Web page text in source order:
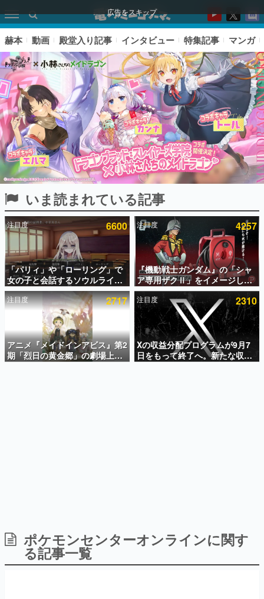
広告をスキップ
ピックアップ
電ファミのいま読まれている記事ランキング
アプリセール情報
インタビュー
連載・特集一覧
殿堂入り記事
SNS拡散数が数千以上！ ページビュー数万以上！ などな
ど。多くの人々に読まれた、電ファミ渾身の“殿堂入り”記
事をまとめました。
日本のコンテンツ産業やカルチャーに与えた影響を探る企
画です。
日本モバイルゲーム産業史
赫本 動画 殿堂入り記事 インタビュー 特集記事 マンガ
いま読まれている記事
注目度 6600
「パリィ」や「ローリング」で
女の子と会話するソウルライク
恋愛ゲーム『小早川さんはソウ
ルライク』無料公開。返事に失
敗すると「YOU DIED」
注目度 4257
『機動戦士ガンダム』の「シャ
ア専用ザクⅡ」をイメージした
散水ホースリールが予約開始。
本体にはシャアのパーソナルマ
ークやジオン公国軍のエンブレ
ム、型式番号などを配置
注目度 2717
アニメ『メイドインアビス』第2
期「烈日の黄金郷」の劇場上映
が決定！レグ役・伊瀬茉莉也さ
注目度 2310
Xの収益分配プログラムが9月7
日をもって終了へ。新たな収益
化制度「Original Content
ポケモンセンターオンラインに関す
る記事一覧